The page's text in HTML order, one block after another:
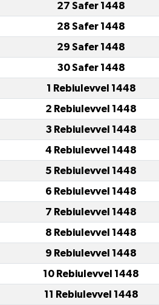
27 Safer 1448
28 Safer 1448
29 Safer 1448
30 Safer 1448
1 Rebiulevvel 1448
2 Rebiulevvel 1448
3 Rebiulevvel 1448
4 Rebiulevvel 1448
5 Rebiulevvel 1448
6 Rebiulevvel 1448
7 Rebiulevvel 1448
8 Rebiulevvel 1448
9 Rebiulevvel 1448
10 Rebiulevvel 1448
11 Rebiulevvel 1448